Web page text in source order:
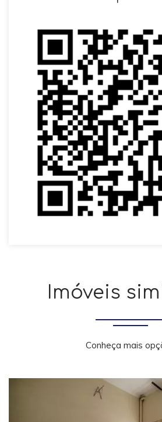
Imóveis
Conheça mais